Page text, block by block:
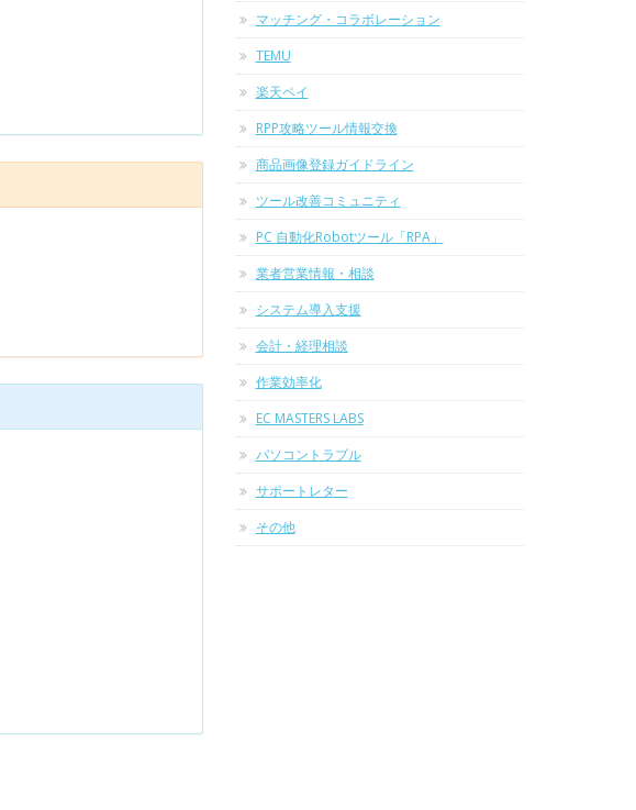
マッチング・コラボレーション
TEMU
楽天ペイ
RPP攻略ツール情報交換
商品画像登録ガイドライン
ツール改善コミュニティ
PC 自動化Robotツール「RPA」
業者営業情報・相談
システム導入支援
会計・経理相談
作業効率化
EC MASTERS LABS
パソコントラブル
サポートレター
その他